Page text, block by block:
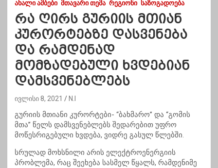
ᲐᲮᲐᲚᲘ ᲐᲛᲑᲔᲑᲘ ᲛᲗᲐᲕᲐᲠᲘ ᲗᲔᲛᲐ ᲠᲔᲒᲘᲝᲜᲘ ᲡᲐᲖᲝᲒᲐᲓᲝᲔᲑᲐ
რა ღირს გურიის მთიან
კურორტებზე დასვენება
და რამდენად
მომზადებული ხვდებიან
დამსვენებლებს
ივლისი 8, 2021 N.I
გურიის მთიანი კურორტები- “ბახმარო” და “გომის
მთა” წელს დამსვენებლებს შედარებით უფრო
მოწესრიგებული ხვდება, ვიდრე გასულ წლებში.
სრულად მოხსნილი არის ელექტროენერგიის
პრობლემა, რაც შეეხება სასმელ წყალს, რამდენიმე